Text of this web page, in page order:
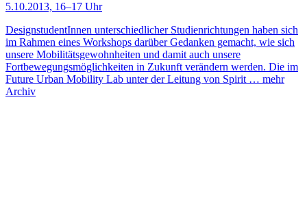
5.10.2013, 16–17 Uhr
DesignstudentInnen unterschiedlicher Studienrichtungen haben sich
im Rahmen eines Workshops darüber Gedanken gemacht, wie sich
unsere Mobilitätsgewohnheiten und damit auch unsere
Fortbewegungsmöglichkeiten in Zukunft verändern werden. Die im
Future Urban Mobility Lab unter der Leitung von Spirit … mehr
Archiv